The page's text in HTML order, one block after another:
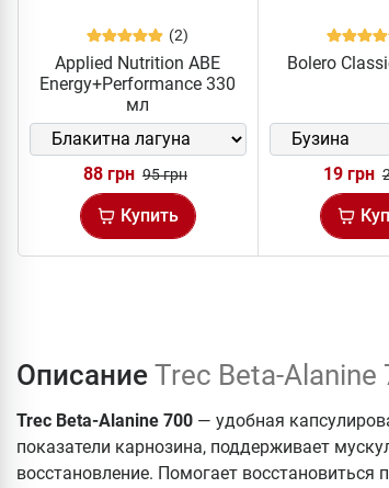
(2)
Applied Nutrition ABE
Energy+Performance 330
мл
88 грн 95 грн
Купить
Bolero
19 грн
Описание Trec Beta-
Trec Beta-Alanine 700 — удобная
показатели карнозина, поддерживает
восстановление. Помогает восстановиться